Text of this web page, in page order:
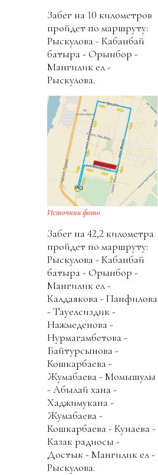
Забег на 10 километров
пройдет по маршруту:
Рыскулова - Кабанбай
батыра - Орынбор -
Мангилик ел -
Рыскулова.
Источник фото
Забег на 42,2 километра
пройдет по маршруту:
Рыскулова - Кабанбай
батыра - Орынбор -
Мангилик ел -
Калдаякова - Панфилова
- Тауелсиздик -
Нажмеденова -
Нурмагамбетова -
Байтурсынова -
Кошкарбаева -
Жумабаева - Момышулы
- Абылай хана -
Хаджимукана -
Жумабаева -
Кошкарбаева - Кунаева -
Казак радиосы -
Достык - Мангилик ел -
Рыскулова.